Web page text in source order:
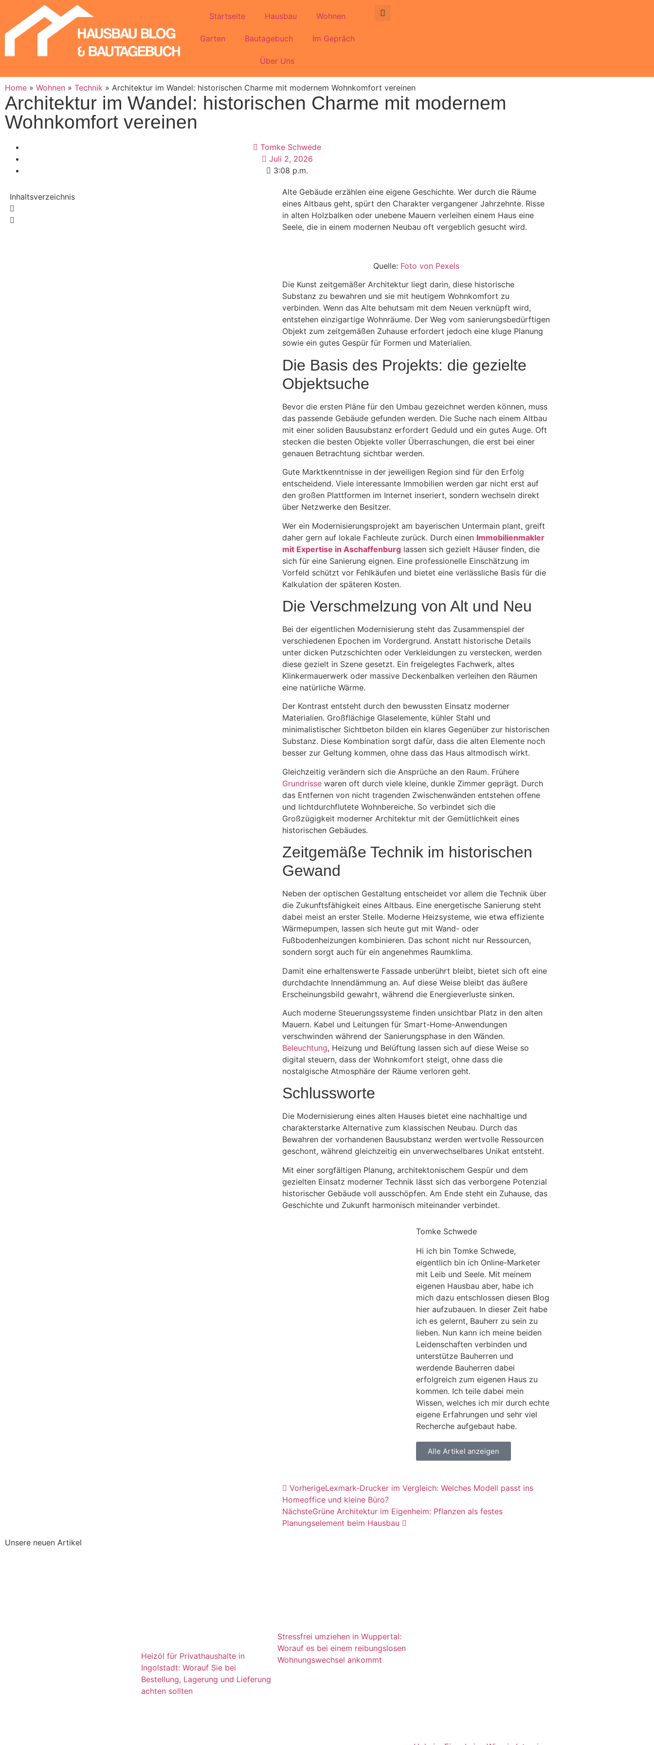
Startseite Hausbau Wohnen
Garten Bautagebuch Im Gepräch
Über Uns
Home » Wohnen » Technik » Architektur im Wandel: historischen Charme mit modernem Wohnkomfort vereinen
Architektur im Wandel: historischen Charme mit modernem
Wohnkomfort vereinen
Tomke Schwede
Juli 2, 2026
3:08 p.m.
Inhaltsverzeichnis
Alte Gebäude erzählen eine eigene Geschichte. Wer durch die Räume
eines Altbaus geht, spürt den Charakter vergangener Jahrzehnte. Risse
in alten Holzbalken oder unebene Mauern verleihen einem Haus eine
Seele, die in einem modernen Neubau oft vergeblich gesucht wird.
Quelle: Foto von Pexels
Die Kunst zeitgemäßer Architektur liegt darin, diese historische
Substanz zu bewahren und sie mit heutigem Wohnkomfort zu
verbinden. Wenn das Alte behutsam mit dem Neuen verknüpft wird,
entstehen einzigartige Wohnräume. Der Weg vom sanierungsbedürftigen
Objekt zum zeitgemäßen Zuhause erfordert jedoch eine kluge Planung
sowie ein gutes Gespür für Formen und Materialien.
Die Basis des Projekts: die gezielte
Objektsuche
Bevor die ersten Pläne für den Umbau gezeichnet werden können, muss
das passende Gebäude gefunden werden. Die Suche nach einem Altbau
mit einer soliden Bausubstanz erfordert Geduld und ein gutes Auge. Oft
stecken die besten Objekte voller Überraschungen, die erst bei einer
genauen Betrachtung sichtbar werden.
Gute Marktkenntnisse in der jeweiligen Region sind für den Erfolg
entscheidend. Viele interessante Immobilien werden gar nicht erst auf
den großen Plattformen im Internet inseriert, sondern wechseln direkt
über Netzwerke den Besitzer.
Wer ein Modernisierungsprojekt am bayerischen Untermain plant, greift
daher gern auf lokale Fachleute zurück. Durch einen Immobilienmakler
mit Expertise in Aschaffenburg lassen sich gezielt Häuser finden, die
sich für eine Sanierung eignen. Eine professionelle Einschätzung im
Vorfeld schützt vor Fehlkäufen und bietet eine verlässliche Basis für die
Kalkulation der späteren Kosten.
Die Verschmelzung von Alt und Neu
Bei der eigentlichen Modernisierung steht das Zusammenspiel der
verschiedenen Epochen im Vordergrund. Anstatt historische Details
unter dicken Putzschichten oder Verkleidungen zu verstecken, werden
diese gezielt in Szene gesetzt. Ein freigelegtes Fachwerk, altes
Klinkermauerwerk oder massive Deckenbalken verleihen den Räumen
eine natürliche Wärme.
Der Kontrast entsteht durch den bewussten Einsatz moderner
Materialien. Großflächige Glaselemente, kühler Stahl und
minimalistischer Sichtbeton bilden ein klares Gegenüber zur historischen
Substanz. Diese Kombination sorgt dafür, dass die alten Elemente noch
besser zur Geltung kommen, ohne dass das Haus altmodisch wirkt.
Gleichzeitig verändern sich die Ansprüche an den Raum. Frühere
Grundrisse waren oft durch viele kleine, dunkle Zimmer geprägt. Durch
das Entfernen von nicht tragenden Zwischenwänden entstehen offene
und lichtdurchflutete Wohnbereiche. So verbindet sich die
Großzügigkeit moderner Architektur mit der Gemütlichkeit eines
historischen Gebäudes.
Zeitgemäße Technik im historischen
Gewand
Neben der optischen Gestaltung entscheidet vor allem die Technik über
die Zukunftsfähigkeit eines Altbaus. Eine energetische Sanierung steht
dabei meist an erster Stelle. Moderne Heizsysteme, wie etwa effiziente
Wärmepumpen, lassen sich heute gut mit Wand- oder
Fußbodenheizungen kombinieren. Das schont nicht nur Ressourcen,
sondern sorgt auch für ein angenehmes Raumklima.
Damit eine erhaltenswerte Fassade unberührt bleibt, bietet sich oft eine
durchdachte Innendämmung an. Auf diese Weise bleibt das äußere
Erscheinungsbild gewahrt, während die Energieverluste sinken.
Auch moderne Steuerungssysteme finden unsichtbar Platz in den alten
Mauern. Kabel und Leitungen für Smart-Home-Anwendungen
verschwinden während der Sanierungsphase in den Wänden.
Beleuchtung, Heizung und Belüftung lassen sich auf diese Weise so
digital steuern, dass der Wohnkomfort steigt, ohne dass die
nostalgische Atmosphäre der Räume verloren geht.
Schlussworte
Die Modernisierung eines alten Hauses bietet eine nachhaltige und
charakterstarke Alternative zum klassischen Neubau. Durch das
Bewahren der vorhandenen Bausubstanz werden wertvolle Ressourcen
geschont, während gleichzeitig ein unverwechselbares Unikat entsteht.
Mit einer sorgfältigen Planung, architektonischem Gespür und dem
gezielten Einsatz moderner Technik lässt sich das verborgene Potenzial
historischer Gebäude voll ausschöpfen. Am Ende steht ein Zuhause, das
Geschichte und Zukunft harmonisch miteinander verbindet.
Tomke Schwede
Hi ich bin Tomke Schwede,
eigentlich bin ich Online-Marketer
mit Leib und Seele. Mit meinem
eigenen Hausbau aber, habe ich
mich dazu entschlossen diesen Blog
hier aufzubauen. In dieser Zeit habe
ich es gelernt, Bauherr zu sein zu
lieben. Nun kann ich meine beiden
Leidenschaften verbinden und
unterstütze Bauherren und
werdende Bauherren dabei
erfolgreich zum eigenen Haus zu
kommen. Ich teile dabei mein
Wissen, welches ich mir durch echte
eigene Erfahrungen und sehr viel
Recherche aufgebaut habe.
Alle Artikel anzeigen
VorherigeLexmark-Drucker im Vergleich: Welches Modell passt ins
Homeoffice und kleine Büro?
NächsteGrüne Architektur im Eigenheim: Pflanzen als festes
Planungselement beim Hausbau
Unsere neuen Artikel
Heizöl für Privathaushalte in
Ingolstadt: Worauf Sie bei
Bestellung, Lagerung und Lieferung
achten sollten
Stressfrei umziehen in Wuppertal:
Worauf es bei einem reibungslosen
Wohnungswechsel ankommt